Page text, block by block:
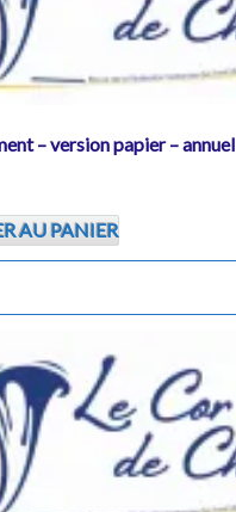
– version papier – annuel
AU PANIER